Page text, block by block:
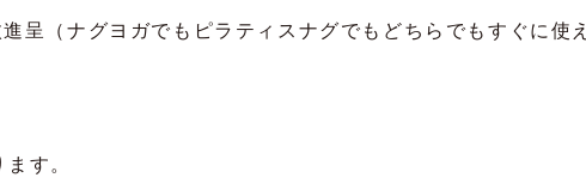
呈（ナグヨガでもピラティスナグでもどちらでもすぐに使え
す。